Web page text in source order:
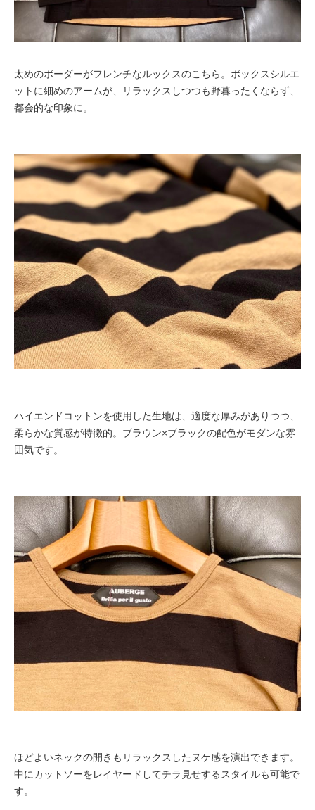
太めのボーダーがフレンチなルックスのこちら。ボックスシルエ
ットに細めのアームが、リラックスしつつも野暮ったくならず、
都会的な印象に。
ハイエンドコットンを使用した生地は、適度な厚みがありつつ、
柔らかな質感が特徴的。ブラウン×ブラックの配色がモダンな雰
囲気です。
ほどよいネックの開きもリラックスしたヌケ感を演出できます。
中にカットソーをレイヤードしてチラ見せするスタイルも可能で
す。